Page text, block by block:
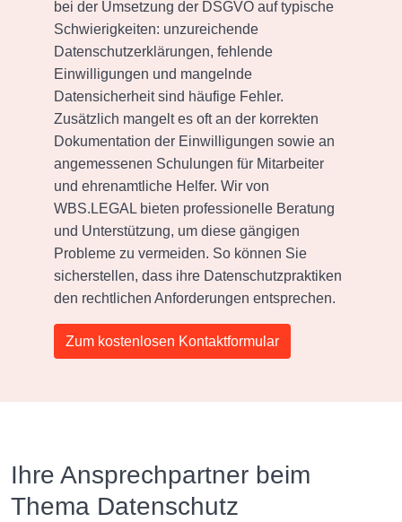
bei der Umsetzung der DSGVO auf typische
Schwierigkeiten: unzureichende
Datenschutzerklärungen, fehlende
Einwilligungen und mangelnde
Datensicherheit sind häufige Fehler.
Zusätzlich mangelt es oft an der korrekten
Dokumentation der Einwilligungen sowie an
angemessenen Schulungen für Mitarbeiter
und ehrenamtliche Helfer. Wir von
WBS.LEGAL bieten professionelle Beratung
und Unterstützung, um diese gängigen
Probleme zu vermeiden. So können Sie
sicherstellen, dass ihre Datenschutzpraktiken
den rechtlichen Anforderungen entsprechen.
Zum kostenlosen Kontaktformular
Ihre Ansprechpartner beim
Thema Datenschutz